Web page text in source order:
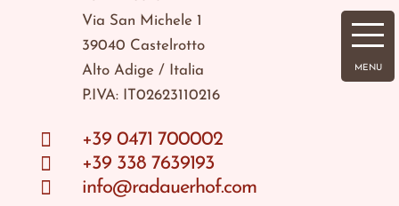
Via San Michele 1
39040 Castelrotto
Alto Adige / Italia
P.IVA: IT02623110216
 +39 0471 700002
 +39 338 7639193
 info@radauerhof.com